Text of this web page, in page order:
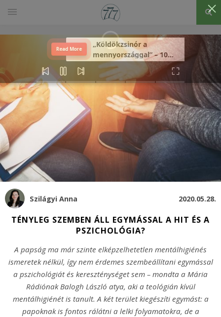
Szilágyi Anna 2020.05.28.
TÉNYLEG SZEMBEN ÁLL EGYMÁSSAL A HIT ÉS A
PSZICHOLÓGIA?
A papság ma már szinte elképzelhetetlen mentálhigiénés
ismeretek nélkül, így nem érdemes szembeállítani egymással
a pszichológiát és kereszténységet sem – mondta a Mária
Rádiónak Balogh László atya, aki a teológián kívül
mentálhigiénét is tanult. A két terület kiegészíti egymást: a
papoknak is fontos rálátni a lelki folyamatokra, de a
„Köldökzsinór a
mennyországgal” – 10
férfi vallomása a
rózsafüzérről
Read More